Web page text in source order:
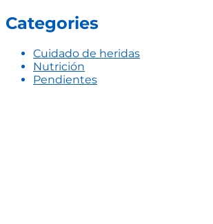
Categories
Cuidado de heridas
Nutrición
Pendientes